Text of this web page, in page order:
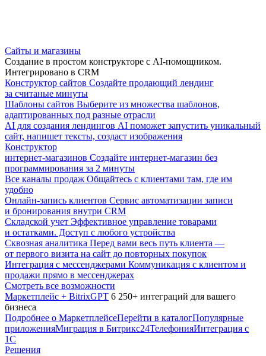
Сайты и магазины
Создание в простом конструкторе с AI-помощником.
Интегрировано в CRM
Конструктор сайтов Создайте продающий лендинг
за считаные минуты
Шаблоны сайтов Выберите из множества шаблонов,
адаптированных под разные отрасли
AI для создания лендингов AI поможет запустить уникальный
сайт, напишет тексты, создаст изображения
Конструктор
интернет-магазинов Создайте интернет-магазин без
программирования за 2 минуты
Все каналы продаж Общайтесь с клиентами там, где им
удобно
Онлайн-запись клиентов Сервис автоматизации записи
и бронирования внутри CRM
Складской учет Эффективное управление товарами
и остатками. Доступ с любого устройства
Сквозная аналитика Перед вами весь путь клиента —
от первого визита на сайт до повторных покупок
Интеграция с мессенджерами Коммуникация с клиентом и
продажи прямо в мессенджерах
Смотреть все возможности
Маркетплейс + BitrixGPT 6 250+ интеграций для вашего
бизнеса
Подробнее о МаркетплейсеПерейти в каталогПопулярные
приложенияМиграция в Битрикс24ТелефонияИнтеграция с
1С
Решения